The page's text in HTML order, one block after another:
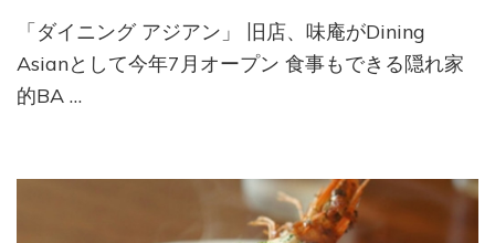
ニ
ン
「ダイニング アジアン」 旧店、味庵がDining
Asianとして今年7月オープン 食事もできる隠れ家
的BA …